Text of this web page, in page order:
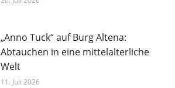
„Anno Tuck“ auf Burg Altena:
Abtauchen in eine mittelalterliche
Welt
11. Juli 2026